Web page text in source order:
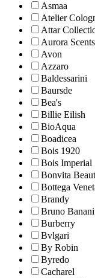
Asmaa
Atelier
Attar
Aurora Scents
Avon
Azzaro
Baldessarini
Baursde
Bea's
Billie Eilish
BioAqua
Boadicea
Bois 1920
Bois Imperial
Bonvita
Bottega
Brandy
Bruno Banani
Burberry
Bvlgari
By Robin
Byredo
Cacharel